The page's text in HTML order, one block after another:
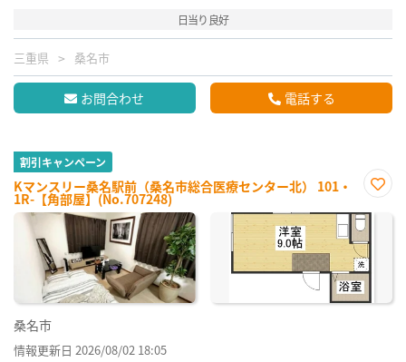
日当り良好
三重県 桑名市
お問合わせ 電話する
割引キャンペーン
Kマンスリー桑名駅前（桑名市総合医療センター北） 101・
1R-【角部屋】(No.707248)
に入
り登
録
桑名市
情報更新日 2026/08/02 18:05